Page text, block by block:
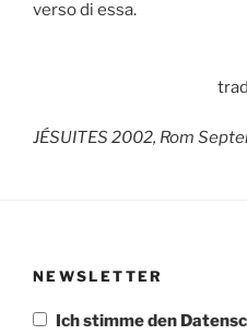
verso di essa.
JÉSUITES 2002, Rom
NEWSLETTER
Ich stimme den